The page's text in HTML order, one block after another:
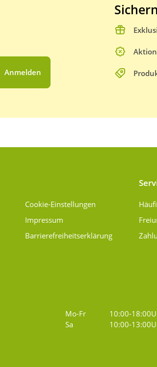
Anmelden
Cookie-Einstellungen
Impressum
Barrierefreiheitserklärung
Mo-Fr
10:00-
Sa
10:00-